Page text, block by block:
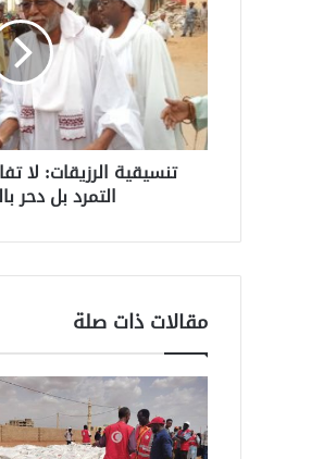
تنسيقية الرزيقات: لا
التمرد بل دحر
مقالات ذات صلة